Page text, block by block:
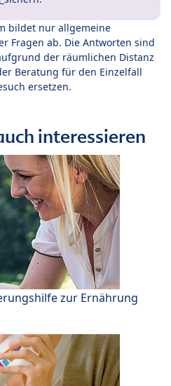
bildet nur allgemeine
Fragen ab. Die Antworten sind
der räumlichen Distanz
Beratung für den Einzelfall
ersetzen.
interessieren
zur Ernährung